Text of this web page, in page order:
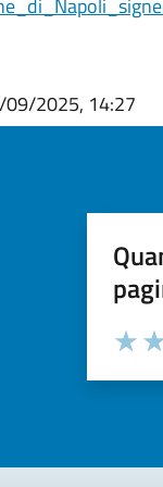
09/2025, 14:27
Valuta